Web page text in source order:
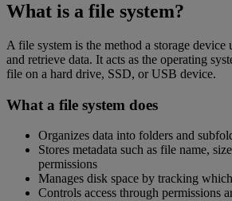
What is a file system?
A file system is the method a storage device
and retrieve data. It acts as the operating
file on a hard drive, SSD, or USB device.
What a file system does
Organizes data into folders and
Stores metadata such as file name,
permissions
Manages disk space by tracking
Controls access through permissions